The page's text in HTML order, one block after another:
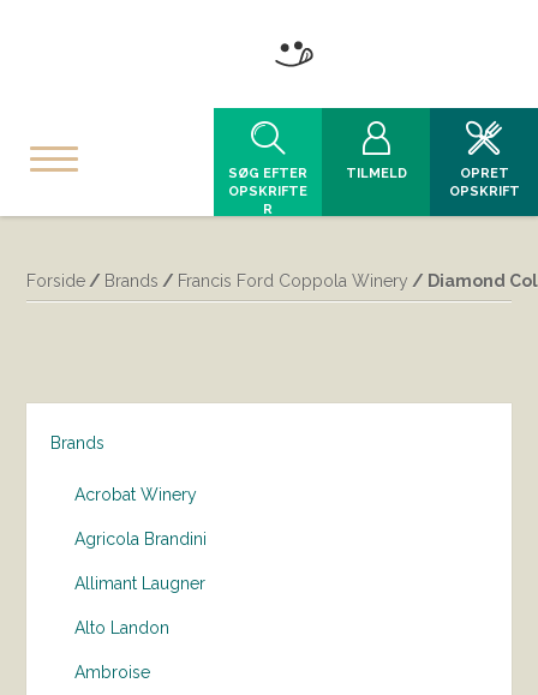
SØG EFTER
OPSKRIFTE
R
TILMELD
OPRET
OPSKRIFT
Forside / Brands / Francis Ford Coppola Winery / Diamond
Brands
Acrobat Winery
Agricola Brandini
Allimant Laugner
Alto Landon
Ambroise